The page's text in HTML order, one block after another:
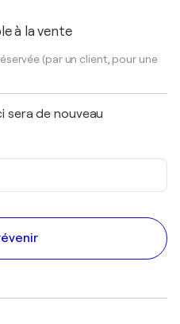
à la vente
(par un client, pour une
sera de nouveau